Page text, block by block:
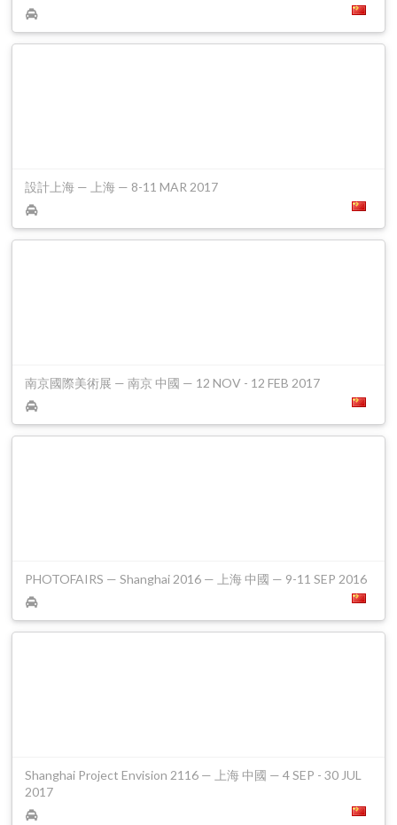
設計上海 — 上海 — 8-11 MAR 2017
南京國際美術展 — 南京 中國 — 12 NOV - 12 FEB 2017
PHOTOFAIRS — Shanghai 2016 — 上海 中國 — 9-11 SEP 2016
Shanghai Project Envision 2116 — 上海 中國 — 4 SEP - 30 JUL
2017